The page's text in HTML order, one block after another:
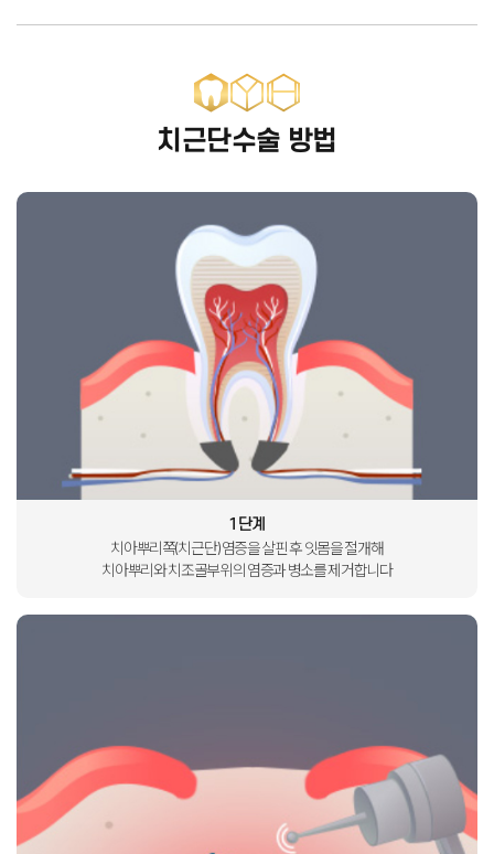
치근단수술 방법
1단계
치아뿌리쪽(치근단) 염증을 살핀 후 잇몸을 절개해
치아뿌리와 치조골부위의 염증과 병소를 제거합니다